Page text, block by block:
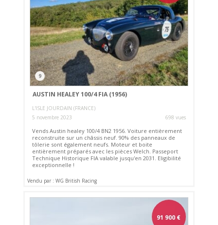
9
AUSTIN HEALEY 100/4 FIA (1956)
L'ISLE JOURDAIN (FRANCE)
5 novembre 2023
698 vues
Vends Austin healey 100/4 BN2 1956. Voiture entièrement
reconstruite sur un châssis neuf. 90% des panneaux de
tôlerie sont également neufs. Moteur et boite
entièrement préparés avec les pièces Welch. Passeport
Technique Historique FIA valable jusqu'en 2031. Eligibilité
exceptionnelle !
Vendu par : WG British Racing
91 900 €